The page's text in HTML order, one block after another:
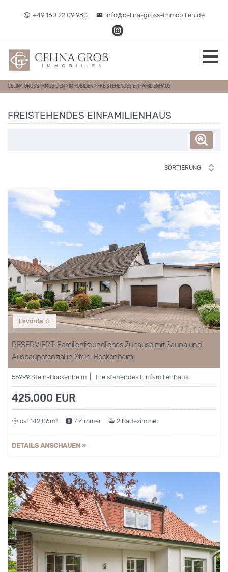
+49 160 22 09 980
info@celina-gross-immobilien.de
CELINA GROSS IMMOBILIEN > IMMOBILIEN > FREISTEHENDES EINFAMILIENHAUS
FREISTEHENDES EINFAMILIENHAUS
SORTIERUNG
Favorite
RESERVIERT: Familienfreundliches Zuhause mit Sauna und
Ausbaupotenzial in Stein-Bockenheim!
55999 Stein-Bockenheim | Freistehendes Einfamilienhaus
425.000 EUR
ca. 142,06m² 7 Zimmer 2 Badezimmer
DETAILS ANSCHAUEN »